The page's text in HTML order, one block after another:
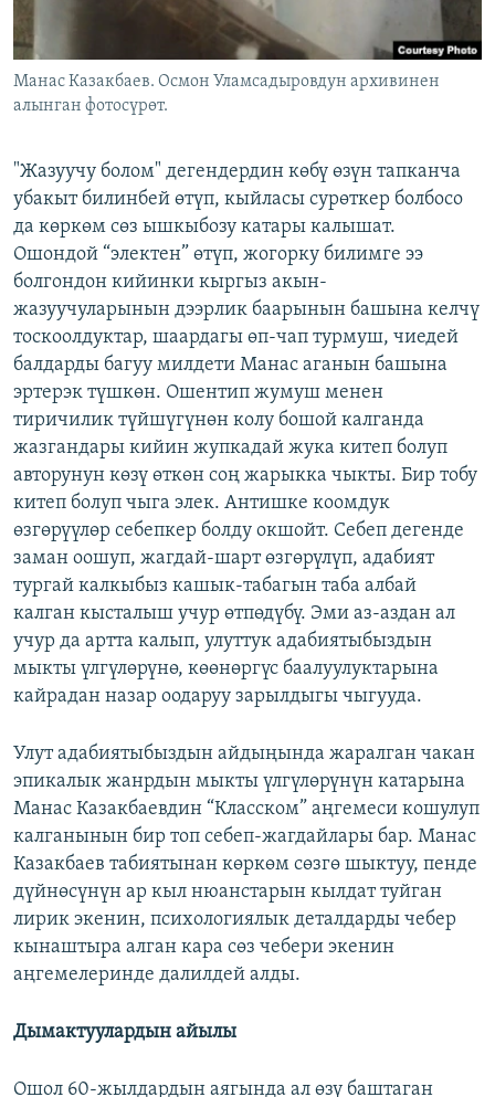
Манас Казакбаев. Осмон Уламсадыровдун архивинен
алынган фотосүрөт.
"Жазуучу болом" дегендердин көбү өзүн тапканча
убакыт билинбей өтүп, кыйласы сурөткер болбосо
да көркөм сөз ышкыбозу катары калышат.
Ошондой “электен” өтүп, жогорку билимге ээ
болгондон кийинки кыргыз акын-
жазуучуларынын дээрлик баарынын башына келчү
тоскоолдуктар, шаардагы өп-чап турмуш, чиедей
балдарды багуу милдети Манас аганын башына
эртерэк түшкөн. Ошентип жумуш менен
тиричилик түйшүгүнөн колу бошой калганда
жазгандары кийин жупкадай жука китеп болуп
авторунун көзү өткөн соң жарыкка чыкты. Бир тобу
китеп болуп чыга элек. Антишке коомдук
өзгөрүүлөр себепкер болду окшойт. Себеп дегенде
заман оошуп, жагдай-шарт өзгөрүлүп, адабият
тургай калкыбыз кашык-табагын таба албай
калган кысталыш учур өтпөдүбү. Эми аз-аздан ал
учур да артта калып, улуттук адабиятыбыздын
мыкты үлгүлөрүнө, көөнөргүс баалуулуктарына
кайрадан назар оодаруу зарылдыгы чыгууда.
Улут адабиятыбыздын айдыңында жаралган чакан
эпикалык жанрдын мыкты үлгүлөрүнүн катарына
Манас Казакбаевдин “Класском” аңгемеси кошулуп
калганынын бир топ себеп-жагдайлары бар. Манас
Казакбаев табиятынан көркөм сөзгө шыктуу, пенде
дүйнөсүнүн ар кыл нюанстарын кылдат туйган
лирик экенин, психологиялык деталдарды чебер
кынаштыра алган кара сөз чебери экенин
аңгемелеринде далилдей алды.
Дымактуулардын айылы
Ошол 60-жылдардын аягында ал өзү баштаган